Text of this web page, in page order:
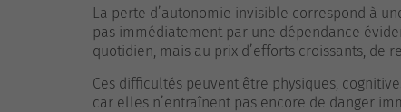
La perte d’autonomie invisible correspond à
pas immédiatement par une dépendance
quotidien, mais au prix d’efforts croissants, de
Ces difficultés peuvent être physiques,
car elles n’entraînent pas encore de danger